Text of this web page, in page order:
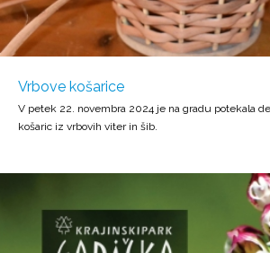
Vrbove košarice
V petek 22. novembra 2024 je na gradu potekala
košaric iz vrbovih viter in šib.